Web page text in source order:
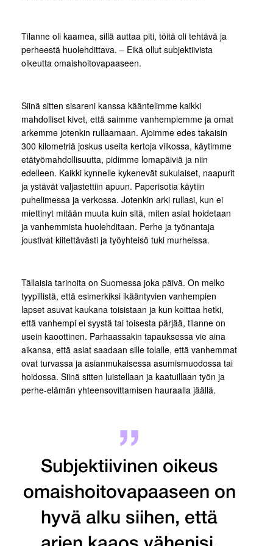
Tilanne oli kaamea, sillä auttaa piti, töitä oli tehtävä ja
perheestä huolehdittava. – Eikä ollut subjektiivista
oikeutta omaishoitovapaaseen.
Siinä sitten sisareni kanssa kääntelimme kaikki
mahdolliset kivet, että saimme vanhempiemme ja omat
arkemme jotenkin rullaamaan. Ajoimme edes takaisin
300 kilometriä joskus useita kertoja viikossa, käytimme
etätyömahdollisuutta, pidimme lomapäiviä ja niin
edelleen. Kaikki kynnelle kykenevät sukulaiset, naapurit
ja ystävät valjastettiin apuun. Paperisotia käytiin
puhelimessa ja verkossa. Jotenkin arki rullasi, kun ei
miettinyt mitään muuta kuin sitä, miten asiat hoidetaan
ja vanhemmista huolehditaan. Perhe ja työnantaja
joustivat kiitettävästi ja työyhteisö tuki murheissa.
Tällaisia tarinoita on Suomessa joka päivä. On melko
tyypillistä, että esimerkiksi ikääntyvien vanhempien
lapset asuvat kaukana toisistaan ja kun koittaa hetki,
että vanhempi ei syystä tai toisesta pärjää, tilanne on
usein kaoottinen. Parhaassakin tapauksessa vie aina
aikansa, että asiat saadaan sille tolalle, että vanhemmat
ovat turvassa ja asianmukaisessa asumismuodossa tai
hoidossa. Siinä sitten luistellaan ja kaatuillaan työn ja
perhe-elämän yhteensovittamisen hauraalla jäällä.
Subjektiivinen oikeus
omaishoitovapaaseen on
hyvä alku siihen, että